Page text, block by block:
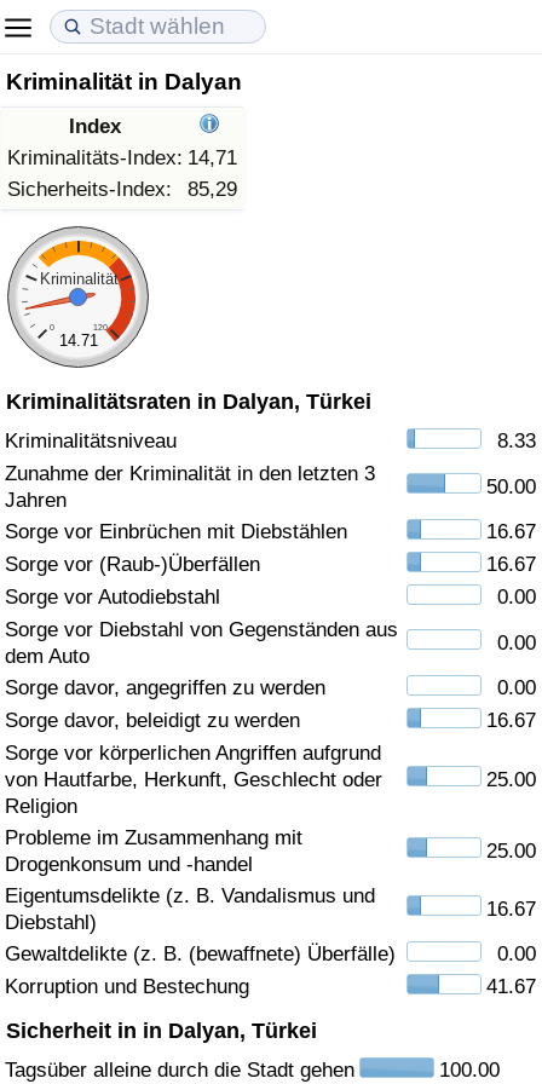
Kriminalität in Dalyan
Index
Kriminalitäts-Index: 14,71
Sicherheits-Index:
85,29
Kriminalität
0 120
14.71
Kriminalitätsraten in Dalyan, Türkei
Kriminalitätsniveau
8.33
Zunahme der Kriminalität in den letzten 3
Jahren
50.00
Sorge vor Einbrüchen mit Diebstählen
16.67
Sorge vor (Raub-)Überfällen
16.67
Sorge vor Autodiebstahl
0.00
Sorge vor Diebstahl von Gegenständen aus
dem Auto
0.00
Sorge davor, angegriffen zu werden
0.00
Sorge davor, beleidigt zu werden
16.67
Sorge vor körperlichen Angriffen aufgrund
von Hautfarbe, Herkunft, Geschlecht oder
Religion
25.00
Probleme im Zusammenhang mit
Drogenkonsum und -handel
25.00
Eigentumsdelikte (z. B. Vandalismus und
Diebstahl)
16.67
Gewaltdelikte (z. B. (bewaffnete) Überfälle)
0.00
Korruption und Bestechung
41.67
Sicherheit in in Dalyan, Türkei
Tagsüber alleine durch die Stadt gehen 100.00
Lebenshaltungskosten
Lebenshaltungskosten-Index (aktuell)
Lebenshaltungskosten-Index
Lebenshaltungskosten-Index nach Land
in Akaba
Immobilienpreise
Immobilienpreis-Index (aktuell)
Immobilienpreis-Index
Immobilienpreis-Index nach Land
Lebensqualität
Lebensqualität-Index
Lebensqualität-Index (aktuell)
Lebensqualitätsindex nach Land
Kriminalität
Kriminalitäts-Index (aktuell)
Kriminalitäts-Index
Kriminalitätsindex nach Land
Gesundheitsversorgung
Gesundheitsversorgungs-Index (aktuell)
Gesundheitsversorgungs-Index
Gesundheitsversorgungs-Index nach Land
Umweltverschmutzung
Umweltverschmutzungs-Index (aktuell)
Verschmutzungsindex
Umweltverschmutzungs-Index nach Land
Verkehr